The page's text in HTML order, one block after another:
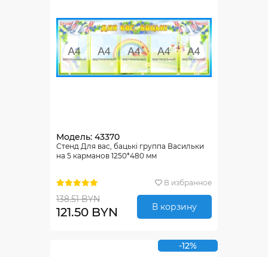
Модель: 43370
Стенд Для вас, бацькi группа Васильки
на 5 карманов 1250*480 мм
В избранное
138.51 BYN
121.50 BYN В корзину
-12%